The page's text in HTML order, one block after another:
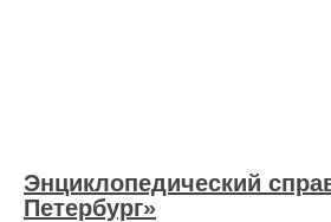
Энциклопедический
Петербург»